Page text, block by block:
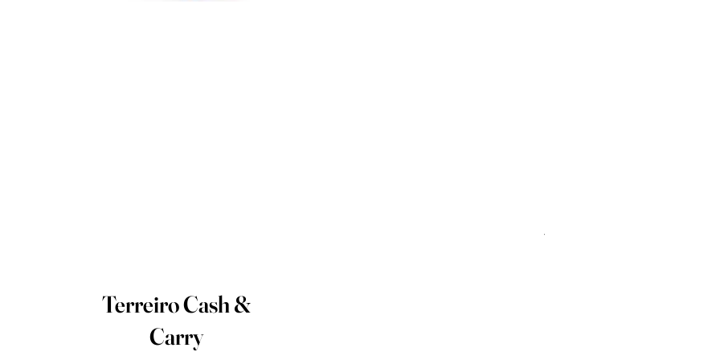
Vinho Tinto Omnia Douro
Terreiro Cash &
Carry